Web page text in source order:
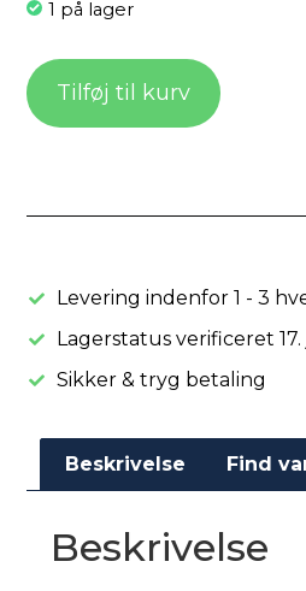
1 på lager
Tilføj til kurv
Levering indenfor 1 - 3
Lagerstatus verificeret 17.
Sikker & tryg betaling
Beskrivelse Find
Beskrivelse